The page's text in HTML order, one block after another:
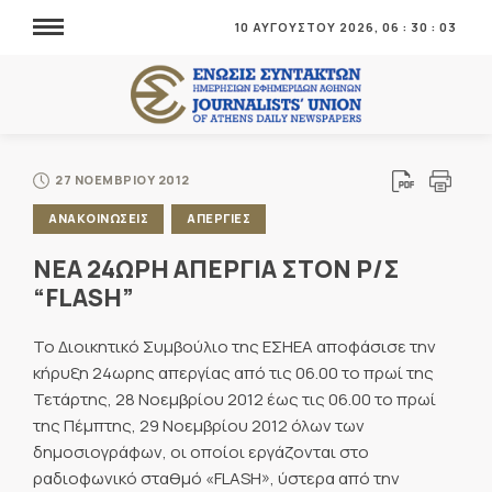
10 ΑΥΓΟΥΣΤΟΥ 2026, 06 : 30 : 03
27 ΝΟΕΜΒΡΙΟΥ 2012
ΑΝΑΚΟΙΝΩΣΕΙΣ ΑΠΕΡΓΙΕΣ
NEA 24ΩΡΗ ΑΠΕΡΓΙΑ ΣΤΟΝ Ρ/Σ
“FLASH”
Το Διοικητικό Συμβούλιο της ΕΣΗΕΑ αποφάσισε την
κήρυξη 24ωρης απεργίας από τις 06.00 το πρωί της
Τετάρτης, 28 Νοεμβρίου 2012 έως τις 06.00 το πρωί
της Πέμπτης, 29 Νοεμβρίου 2012 όλων των
δημοσιογράφων, οι οποίοι εργάζονται στο
ραδιοφωνικό σταθμό «FLASH», ύστερα από την